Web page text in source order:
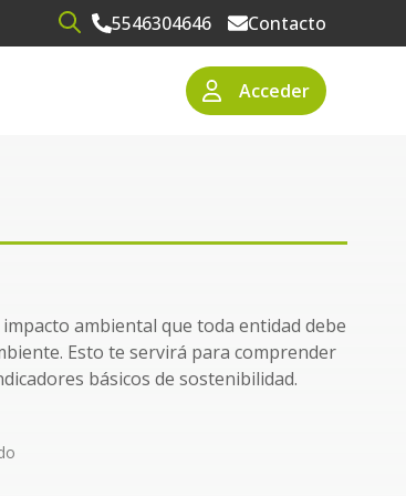
Open search5546304646 Contacto
Acceder
ambiental que toda entidad debe
Esto te servirá para comprender
básicos de sostenibilidad.